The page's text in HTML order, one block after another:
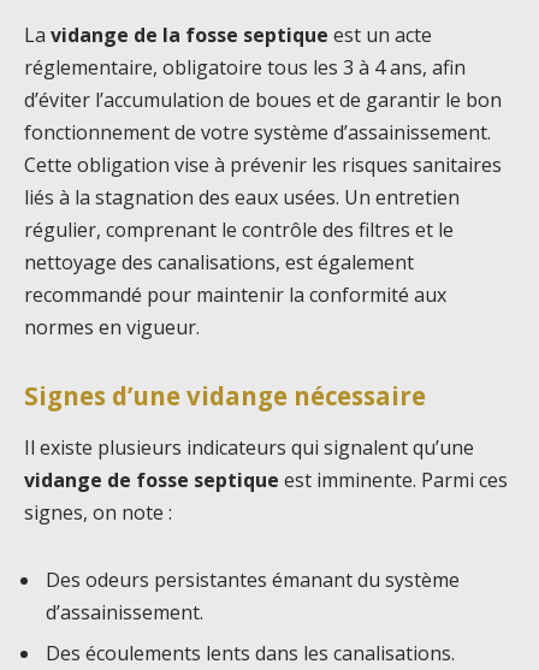
La vidange de la fosse septique est un acte
réglementaire, obligatoire tous les 3 à 4 ans, afin
d’éviter l’accumulation de boues et de garantir le bon
fonctionnement de votre système d’assainissement.
Cette obligation vise à prévenir les risques sanitaires
liés à la stagnation des eaux usées. Un entretien
régulier, comprenant le contrôle des filtres et le
nettoyage des canalisations, est également
recommandé pour maintenir la conformité aux
normes en vigueur.
Signes d’une vidange nécessaire
Il existe plusieurs indicateurs qui signalent qu’une
vidange de fosse septique est imminente. Parmi ces
signes, on note :
Des odeurs persistantes émanant du système
d’assainissement.
Des écoulements lents dans les canalisations.